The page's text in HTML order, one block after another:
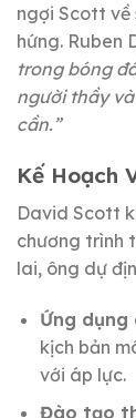
ngợi Scott về
hứng. Ruben
trong bóng
người thầy
cần.”
Kế Hoạch
David Scott
chương trình
lai, ông dự
Ứng dụng
kịch bản
với áp lực.
Đào tạo